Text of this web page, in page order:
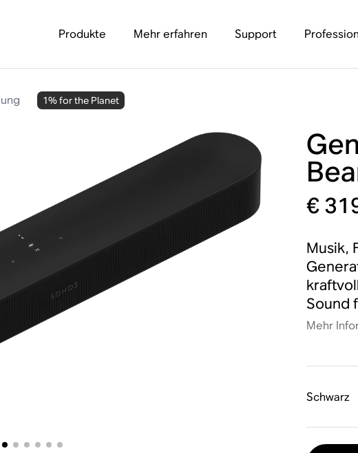
Produkte Mehr erfahren Support
1% for the Planet
€
Musik,
Sound
Mehr
Schwarz